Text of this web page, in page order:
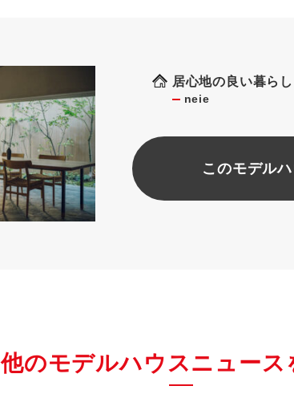
居心地の良い暮らし
neie
このモデル
他のモデルハウスニュース